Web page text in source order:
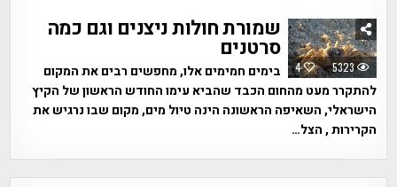
4 5323
שמורת חולות ניצנים וגם כמה
סרטנים
בימים חמימים אלו, מחפשים רבים את המקום
להתקרר מעט מהחום הכבד שהביא עימו החודש הראשון של הקיץ
הישראלי, השאיפה הראשונה הינה טיול מים, מקום שבו נרגיש את
הקרירות , הצל…